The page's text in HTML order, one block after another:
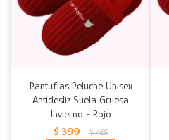
Pantuflas Peluche Unisex
Antidesliz Suela Gruesa
Invierno - Rojo
$ 399 $ 469